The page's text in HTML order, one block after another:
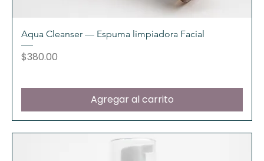
Aqua Cleanser — Espuma limpiadora Facial
Precio
$380.00
Agregar al carrito